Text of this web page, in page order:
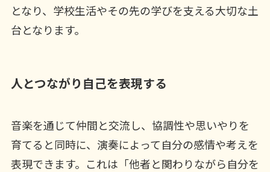
となり、学校生活やその先の学びを支える大切な土
台となります。
人とつながり自己を表現する
音楽を通じて仲間と交流し、協調性や思いやりを
育てると同時に、演奏によって自分の感情や考えを
表現できます。これは「他者と関わりながら自分を